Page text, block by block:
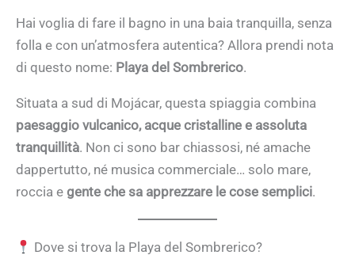
Hai voglia di fare il bagno in una baia tranquilla, senza
folla e con un’atmosfera autentica? Allora prendi nota
di questo nome: Playa del Sombrerico.
Situata a sud di Mojácar, questa spiaggia combina
paesaggio vulcanico, acque cristalline e assoluta
tranquillità. Non ci sono bar chiassosi, né amache
dappertutto, né musica commerciale… solo mare,
roccia e gente che sa apprezzare le cose semplici.
Dove si trova la Playa del Sombrerico?